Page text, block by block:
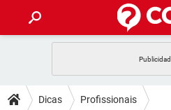
CELULAR
DICAS
Dicas Profissionais